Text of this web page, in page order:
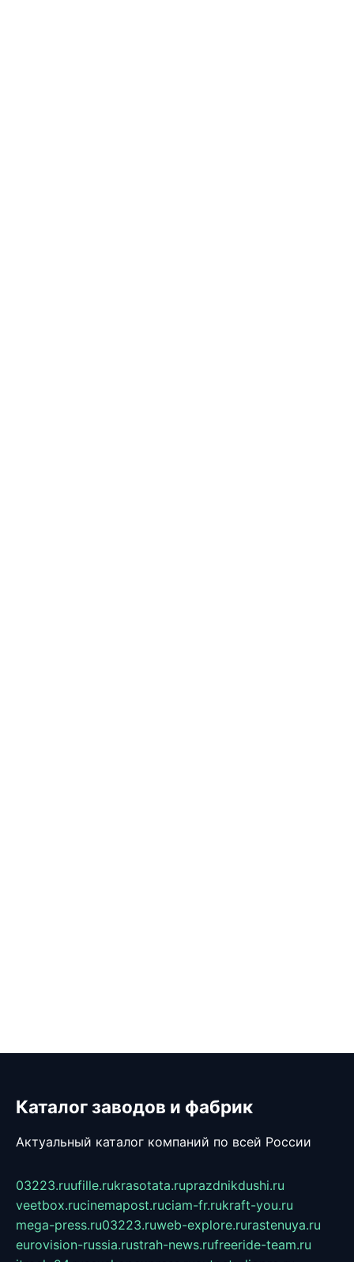
Каталог заводов и фабрик
Актуальный каталог компаний по всей России
03223.ruufille.rukrasotata.ruprazdnikdushi.ru
veetbox.rucinemapost.ruciam-fr.rukraft-you.ru
mega-press.ru03223.ruweb-explore.rurastenuya.ru
eurovision-russia.rustrah-news.rufreeride-team.ru